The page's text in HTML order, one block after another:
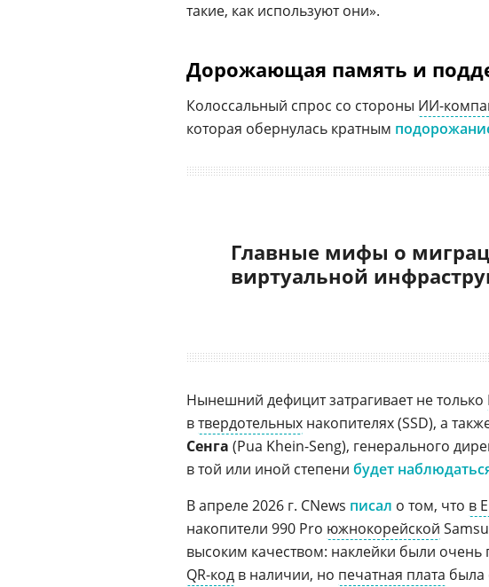
такие, как используют они».
Дорожающая память и
Колоссальный спрос со стороны ИИ-
которая обернулась кратным
Главные мифы о
виртуальной
Нынешний дефицит затрагивает не только
втвердотельных накопителях (SSD), а
Сенга (Pua Khein-Seng), генерального
в той или иной степени будет
В апреле 2026 г. CNews писал о том, что в
накопители 990 Pro южнокорейской
высоким качеством: наклейки были
QR-код в наличии, но печатная плата была